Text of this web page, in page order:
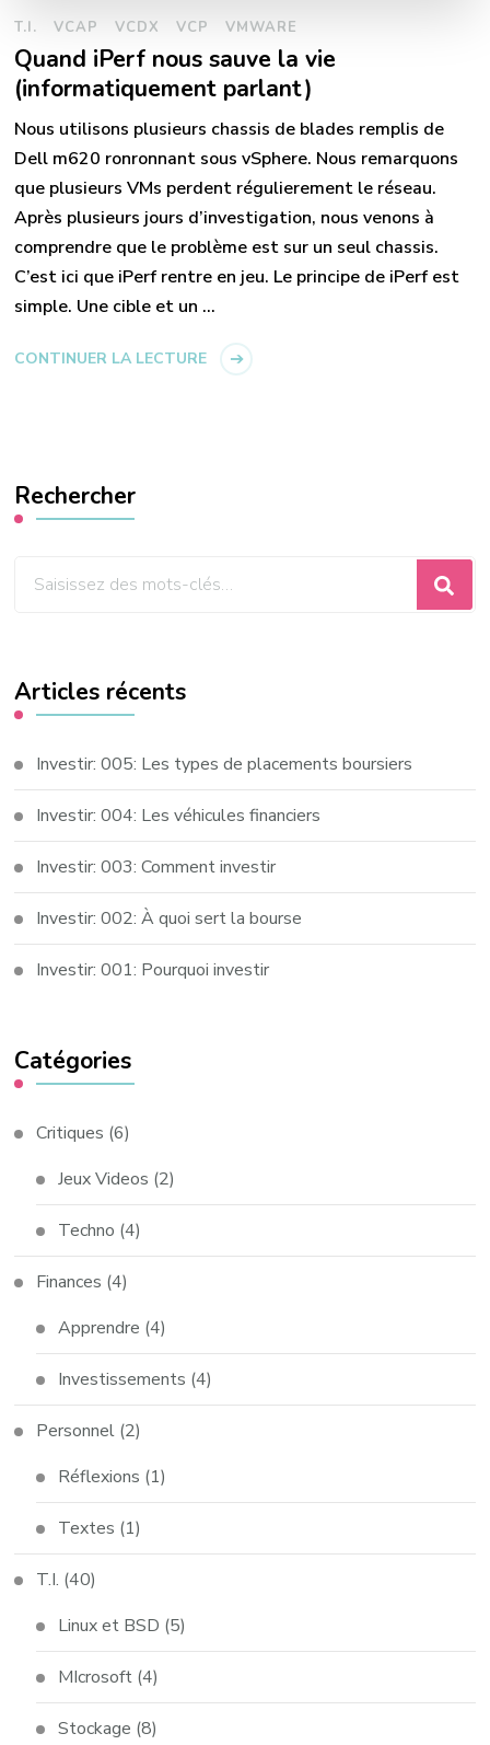
T.I. VCAP VCDX VCP VMWARE
Quand iPerf nous sauve la vie
(informatiquement parlant)
Nous utilisons plusieurs chassis de blades remplis de
Dell m620 ronronnant sous vSphere. Nous remarquons
que plusieurs VMs perdent régulierement le réseau.
Après plusieurs jours d’investigation, nous venons à
comprendre que le problème est sur un seul chassis.
C’est ici que iPerf rentre en jeu. Le principe de iPerf est
simple. Une cible et un …
CONTINUER LA LECTURE
Rechercher
?
Articles récents
Investir: 005: Les types de placements boursiers
Investir: 004: Les véhicules financiers
Investir: 003: Comment investir
Investir: 002: À quoi sert la bourse
Investir: 001: Pourquoi investir
Catégories
Critiques (6)
Jeux Videos (2)
Techno (4)
Finances (4)
Apprendre (4)
Investissements (4)
Personnel (2)
Réflexions (1)
Textes (1)
T.I. (40)
Linux et BSD (5)
MIcrosoft (4)
Stockage (8)